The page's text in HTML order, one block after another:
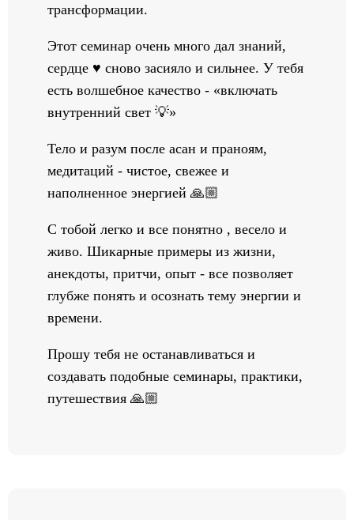
трансформации.
Этот семинар очень много дал знаний,
сердце ♥️ сново засияло и сильнее. У тебя
есть волшебное качество - «включать
внутренний свет 💡»
Тело и разум после асан и праноям,
медитаций - чистое, свежее и
наполненное энергией 🙏🏼
С тобой легко и все понятно , весело и
живо. Шикарные примеры из жизни,
анекдоты, притчи, опыт - все позволяет
глубже понять и осознать тему энергии и
времени.
Прошу тебя не останавливаться и
создавать подобные семинары, практики,
путешествия 🙏🏼